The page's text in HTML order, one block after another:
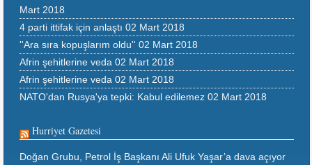
Mart 2018
4 parti ittifak için anlaştı 02 Mart 2018
''Ara sıra kopuşlarım oldu'' 02 Mart 2018
Afrin şehitlerine veda 02 Mart 2018
Afrin şehitlerine veda 02 Mart 2018
NATO'dan Rusya'ya tepki: Kabul edilemez 02 Mart 2018
Hurriyet Gazetesi
Doğan Grubu, Petrol İş Başkanı Ali Ufuk Yaşar’a dava açıyor